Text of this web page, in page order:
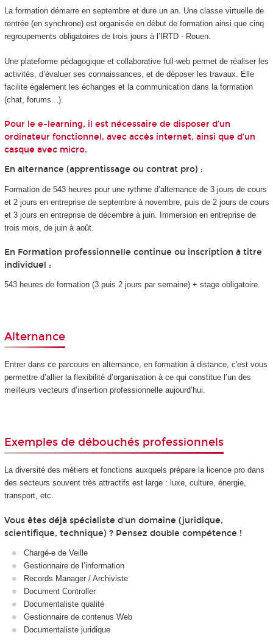
La formation démarre en septembre et dure un an. Une classe virtuelle de
rentrée (en synchrone) est organisée en début de formation ainsi que cinq
regroupements obligatoires de trois jours à l’IRTD - Rouen.
Une plateforme pédagogique et collaborative full-web permet de réaliser les
activités, d’évaluer ses connaissances, et de déposer les travaux. Elle
facilite également les échanges et la communication dans la formation
(chat, forums...).
Pour le e-learning, il est nécessaire de disposer d’un
ordinateur fonctionnel, avec accès internet, ainsi que d’un
casque avec micro.
En alternance (apprentissage ou contrat pro) :
Formation de 543 heures pour une rythme d’alternancede 3 jours de cours
et 2 jours en entreprise de septembre à novembre, puis de 2 jours de cours
et 3 jours en entreprise de décembre à juin. Immersion en entreprise de
trois mois, de juin à août.
En Formation professionnelle continue ou inscription à titre
individuel :
543 heures de formation (3 puis 2 jours par semaine) + stage obligatoire.
Alternance
Entrer dans ce parcours en alternance, en formation à distance, c'est vous
permettre d’allier la flexibilité d’organisation à ce qui constitue l’un des
meilleurs vecteurs d’insertion professionnelle aujourd’hui.
Exemples de débouchés professionnels
La diversité des métiers et fonctions auxquels prépare la licence pro dans
des secteurs souvent très attractifs est large : luxe, culture, énergie,
transport, etc.
Vous êtes déjà spécialiste d'un domaine (juridique,
scientifique, technique) ? Pensez double compétence !
Chargé‑e de Veille
Gestionnaire de l’information
Records Manager / Archiviste
Document Controller
Documentaliste qualité
Gestionnaire de contenus Web
Documentaliste juridique